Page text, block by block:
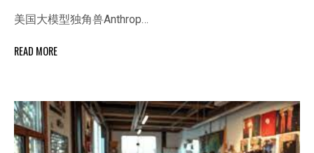
美国大模型独角兽Anthrop…
READ MORE